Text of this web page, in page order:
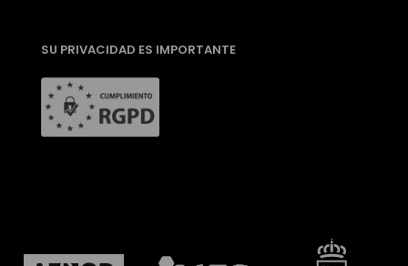
SU PRIVACIDAD ES IMPORTANTE